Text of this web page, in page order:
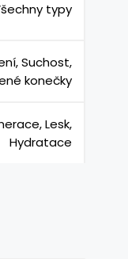
typy
Suchost,
konečky
Lesk,
Hydratace